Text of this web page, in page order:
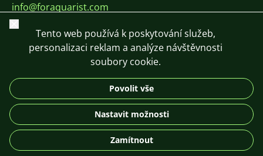
info@foraquarist.com
+420 603 449 602
DE
© 2026 For Aquarist
Zavřít
Tento web používá k poskytování služeb,
personalizaci reklam a analýze návštěvnosti
soubory cookie.
Povolit vše
Nastavit možnosti
Zamítnout